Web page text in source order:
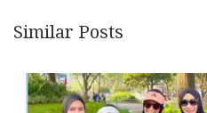
Similar Posts